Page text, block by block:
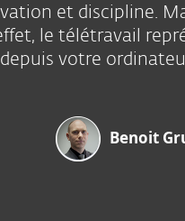
et discipline.
le télétravail
votre
Benoit